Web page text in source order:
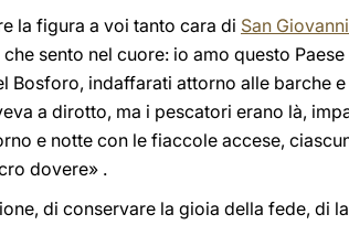
la figura a voi tanto cara di San
sento nel cuore: io amo questo
Bosforo, indaffarati attorno alle barche
a dirotto, ma i pescatori erano là,
e notte con le fiaccole accese,
dovere» .
di conservare la gioia della fede, di